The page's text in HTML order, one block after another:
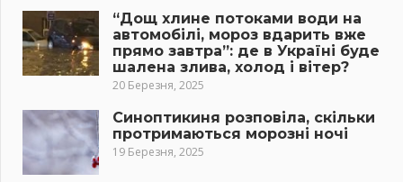
“Дощ хлине потоками води на
автомобілі, мороз вдарить вже
прямо завтра”: де в Україні буде
шалена злива, холод і вітер?
20 Березня, 2025
Синоптикиня розповіла, скільки
протримаються морозні ночі
19 Березня, 2025